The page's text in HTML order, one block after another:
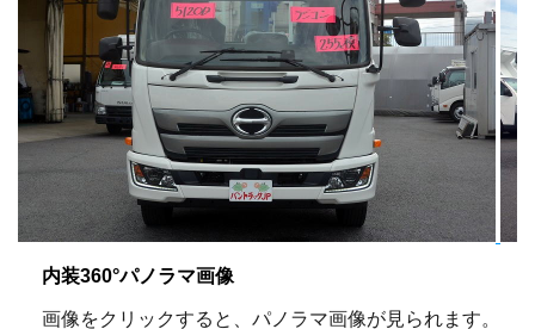
内装360°パノラマ画像
画像をクリックすると、パノラマ画像が見られます。